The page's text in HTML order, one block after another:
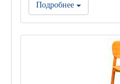
Подробнее